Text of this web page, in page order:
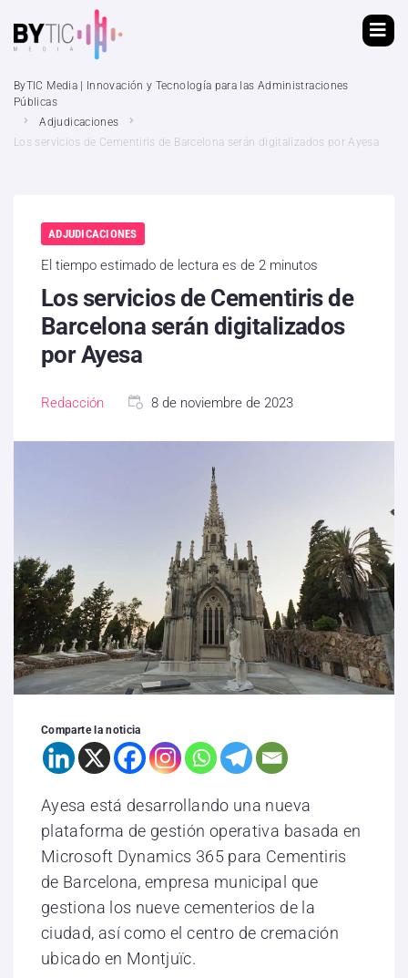
ByTIC Media | Innovación y Tecnología para las Administraciones
Públicas
Adjudicaciones
Los servicios de Cementiris de Barcelona serán digitalizados por Ayesa
ADJUDICACIONES
El tiempo estimado de lectura es de 2 minutos
Los servicios de Cementiris de
Barcelona serán digitalizados
por Ayesa
Redacción 8 de noviembre de 2023
Comparte la noticia
Ayesa está desarrollando una nueva
plataforma de gestión operativa basada en
Microsoft Dynamics 365 para Cementiris
de Barcelona, empresa municipal que
gestiona los nueve cementerios de la
ciudad, así como el centro de cremación
ubicado en Montjuïc.